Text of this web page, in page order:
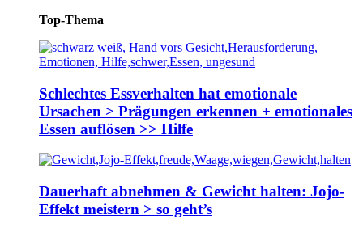
Top-Thema
Schlechtes Essverhalten hat emotionale
Ursachen > Prägungen erkennen + emotionales
Essen auflösen >> Hilfe
Dauerhaft abnehmen & Gewicht halten: Jojo-
Effekt meistern > so geht’s